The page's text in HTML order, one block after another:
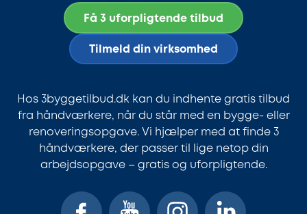
Få 3 uforpligtende tilbud
Tilmeld din virksomhed
Hos 3byggetilbud.dk kan du indhente gratis tilbud
fra håndværkere, når du står med en bygge- eller
renoveringsopgave. Vi hjælper med at finde 3
håndværkere, der passer til lige netop din
arbejdsopgave – gratis og uforpligtende.